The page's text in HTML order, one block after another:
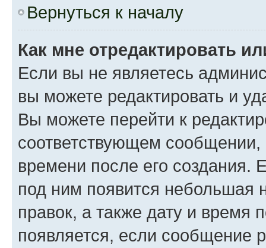
Вернуться к началу
Как мне отредактировать
Если вы не являетесь
вы можете редактировать и
Вы можете перейти к
соответствующем сообщении,
времени после его создания.
под ним появится небольшая
правок, а также дату и время
появляется, если сообщение